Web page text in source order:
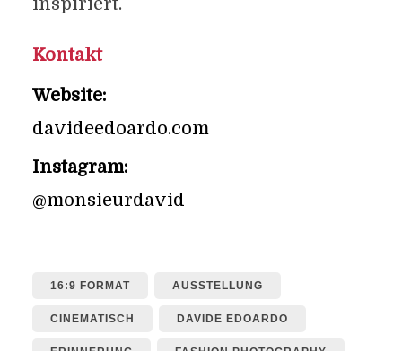
Kontakt
Website:
davideedoardo.com
Instagram:
@monsieurdavid
16:9 FORMAT AUSSTELLUNG
CINEMATISCH DAVIDE EDOARDO